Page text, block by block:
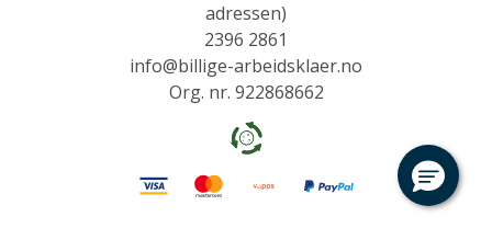
adressen)
2396 2861
info@billige-arbeidsklaer.no
Org. nr. 922868662